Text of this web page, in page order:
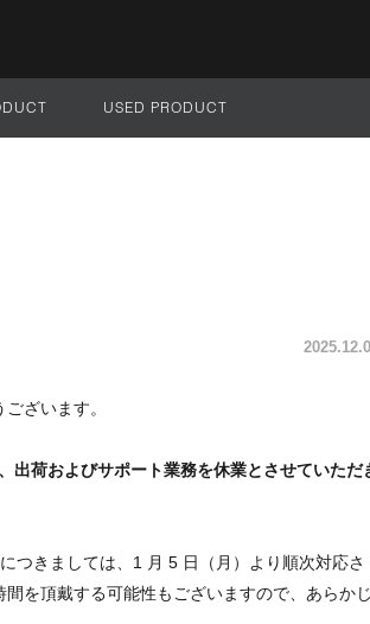
USED PRODUCT
ざいます。
出荷およびサポート業務を休業とさせていただ
つきましては、1 月 5 日（月）より順次対応さ
を頂戴する可能性もございますので、あらかじ